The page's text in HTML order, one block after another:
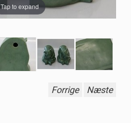
Tap to expand
Forrige Næste